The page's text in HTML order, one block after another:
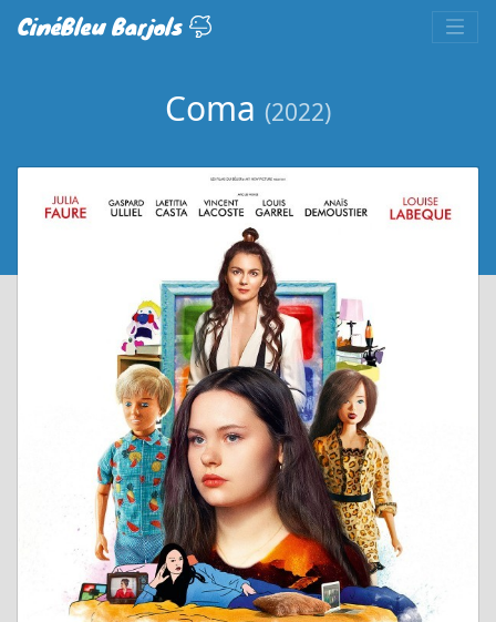
CinéBleu Barjols
Coma (2022)